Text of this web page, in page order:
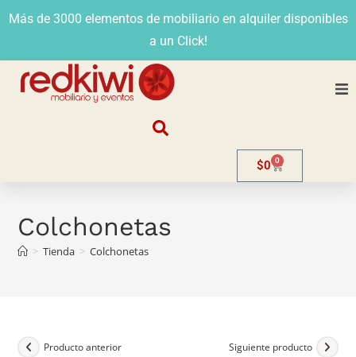
Más de 3000 elementos de mobiliario en alquiler disponibles
a un Click!
Contacto
$0 0
Colchonetas
> Tienda > Colchonetas
Producto anterior Siguiente producto